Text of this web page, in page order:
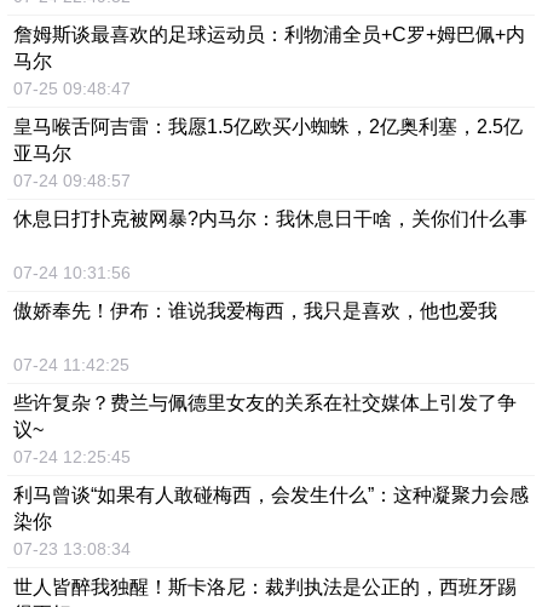
詹姆斯谈最喜欢的足球运动员：利物浦全员+C罗+姆巴佩+内
马尔
07-25 09:48:47
皇马喉舌阿吉雷：我愿1.5亿欧买小蜘蛛，2亿奥利塞，2.5亿
亚马尔
07-24 09:48:57
休息日打扑克被网暴?内马尔：我休息日干啥，关你们什么事
07-24 10:31:56
傲娇奉先！伊布：谁说我爱梅西，我只是喜欢，他也爱我
07-24 11:42:25
些许复杂？费兰与佩德里女友的关系在社交媒体上引发了争
议~
07-24 12:25:45
利马曾谈“如果有人敢碰梅西，会发生什么”：这种凝聚力会感
染你
07-23 13:08:34
世人皆醉我独醒！斯卡洛尼：裁判执法是公正的，西班牙踢